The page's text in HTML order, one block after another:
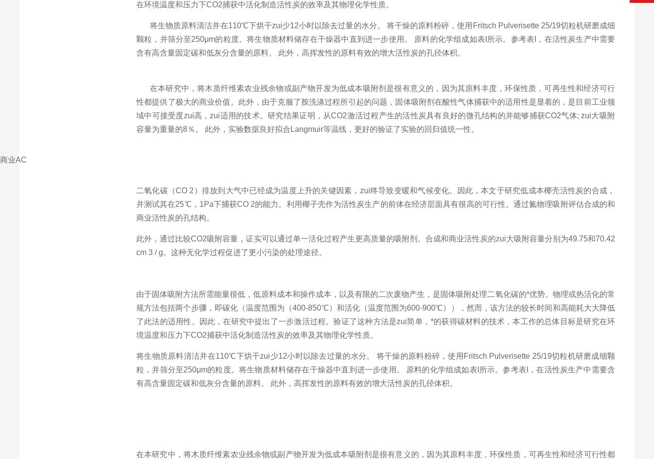
在环境温度和压力下CO2捕获中活化制造活性炭的效率及其物理化学性质。
将生物质原料清洁并在110℃下烘干zui少12小时以除去过量的水分。 将干燥的原料粉碎，使用 Fritsch Pulverisette 25/19切粒机研磨成细
颗粒，并筛分至250μm的粒度。将生物质材料储存在干燥器中直到进一步使用。 原料的化学组成如表 所示。参考表
，在活性炭生产中需要
含有高含量固定碳和低灰分含量的原料。
此外，高挥发性的原料有效的增大活性炭的孔径体积。
在本研究中，将木质纤维素农业残余物或副产物开发为低成本吸附剂是很有意义的，因为其原料丰度，环保性质，可再生性和经济可行
性都提供了极大的商业价值。此外，由于克服了胺洗涤过程所引起的问题，固体吸附剂在酸性气体捕获中的适用性是显着的，是目前工业领
域中可接受度zui高，zui适用的技术。研究结果证明，从CO2激活过程产生的活性炭具有良好的微孔结构的并能够捕获CO2气体; zui大吸附
容量为重量的8％。 此外，实验数据良好拟合 Langmuir等温线，更好的验证了实验的回归值统一性。
商业AC
二氧化碳（CO 2 ）排放到大气中已经成为温度上升的关键因素，zui终导致变暖和气候变化。因此，本文于研究低成本椰壳活性炭的合成，
并测试其在25℃， 1Pa下捕获CO 2的能力。利用椰子壳作为活性炭生产的前体在经济层面具有很高的可行性。通过氮物理吸附评估合成的和
商业活性炭的孔结构。
此外，通过比较CO2吸附容量，证实可以通过单一活化过程产生更高质量的吸附剂。合成和商业活性炭的zui大吸附容量分别为49.75和70.42
cm 3 / g。这种无化学过程促进了更小污染的处理途径。
由于固体吸附方法所需能量很低，低原料成本和操作成本，以及有限的二次废物产生，是固体吸附处理二氧化碳的*优势。物理或热活化的常
规方法包括两个步骤，即碳化（温度范围为（400-850℃）和活化（温度范围为600-900℃）），然而，该方法的较长时间和高能耗大大降低
了此法的适用性。因此，在研究中提出了一步激活过程。验证了这种方法是zui简单，*的获得碳材料的技术，本工作的总体目标是研究在环
境温度和压力下CO2捕获中活化制造活性炭的效率及其物理化学性质。
将生物质原料清洁并在110℃下烘干zui少12小时以除去过量的水分。 将干燥的原料粉碎，使用 Fritsch Pulverisette 25/19切粒机研磨成细颗
粒，并筛分至250μm的粒度。将生物质材料储存在干燥器中直到进一步使用。 原料的化学组成如表 所示。参考表
，在活性炭生产中需要含
有高含量固定碳和低灰分含量的原料。
此外，高挥发性的原料有效的增大活性炭的孔径体积。
在本研究中，将木质纤维素农业残余物或副产物开发为低成本吸附剂是很有意义的，因为其原料丰度，环保性质，可再生性和经济可行性都